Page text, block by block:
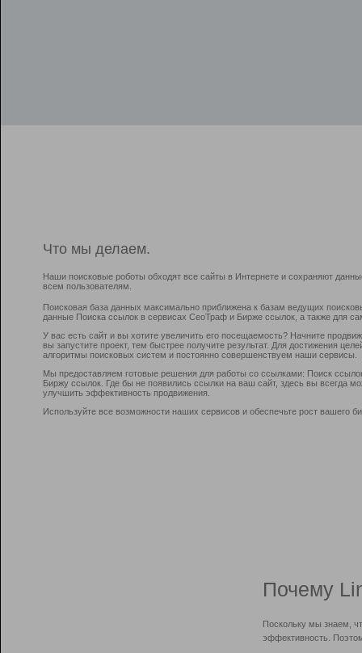
Что мы делаем.
Наши поисковые роботы обходят все сайты в Интернете и сохраняют
всем пользователям.
Поисковая база данных максимально приближена к базам ведущих
данные Поиска ссылок в сервисах СеоТраф и Бирже ссылок, а также для
У вас есть сайт и вы хотите увеличить его посещаемость? Начните
вы запустите проект, тем быстрее получите результат. Для достижения
алгоритмы поисковых систем и постоянно совершенствуем наши сервисы.
Мы предоставляем готовые решения для работы со ссылками: Поиск
Биржу ссылок. Где бы не появились ссылки на ваш сайт, здесь вы всегда
улучшить эффективность продвижения.
Используйте все возможности наших сервисов и обеспечьте рост вашего
Почему
Поскольку мы знаем,
эффективность.